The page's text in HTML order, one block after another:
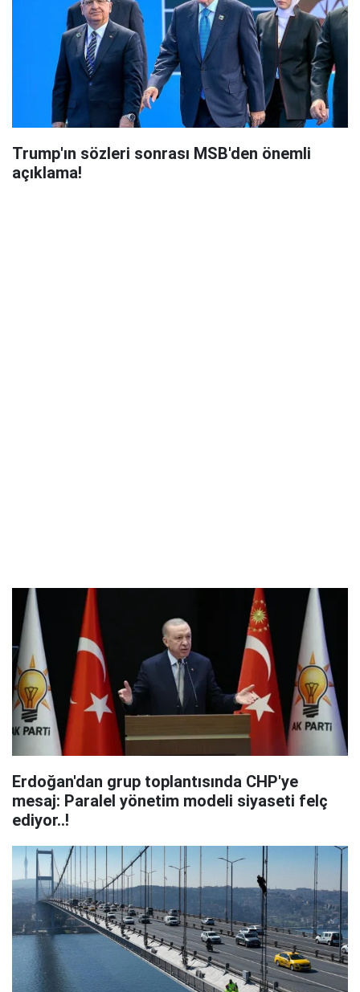
Trump'ın sözleri sonrası MSB'den önemli
açıklama!
Erdoğan'dan grup toplantısında CHP'ye
mesaj: Paralel yönetim modeli siyaseti felç
ediyor..!